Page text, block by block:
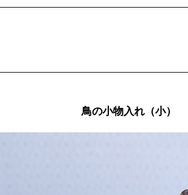
鳥の小物入れ（小）